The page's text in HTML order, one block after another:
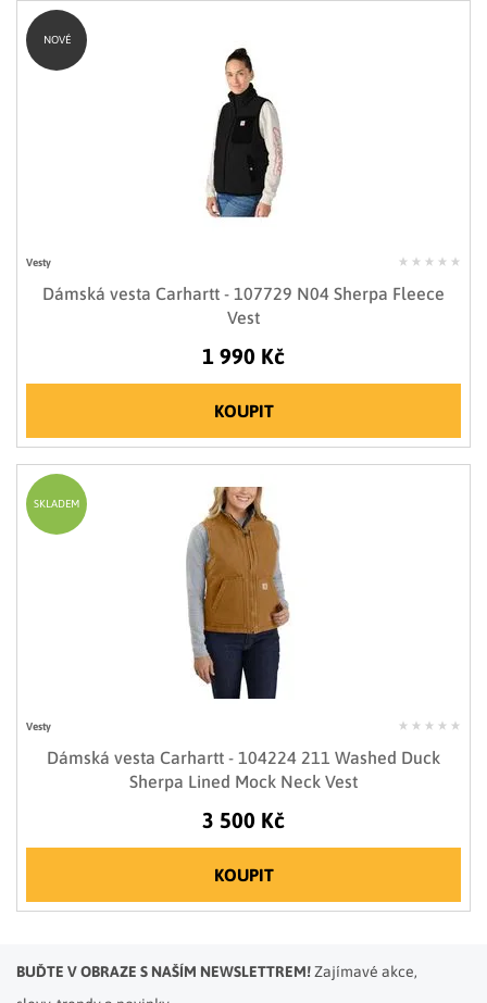
Vesty
Dámská vesta Carhartt - 107729 N04 Sherpa Fleece
Vest
1 990 Kč
KOUPIT
NOVÉ
Vesty
Dámská vesta Carhartt - 104224 211 Washed Duck
Sherpa Lined Mock Neck Vest
3 500 Kč
KOUPIT
SKLADEM
BUĎTE V OBRAZE S NAŠÍM NEWSLETTREM!Zajímavé akce,